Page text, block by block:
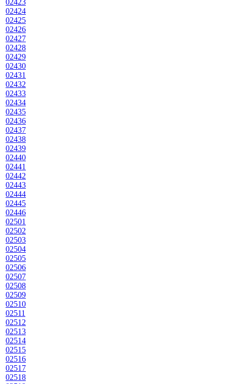
02423
02424
02425
02426
02427
02428
02429
02430
02431
02432
02433
02434
02435
02436
02437
02438
02439
02440
02441
02442
02443
02444
02445
02446
02501
02502
02503
02504
02505
02506
02507
02508
02509
02510
02511
02512
02513
02514
02515
02516
02517
02518